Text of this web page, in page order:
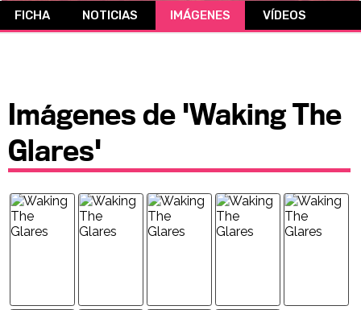
CÓMICS
FICHA NOTICIAS IMÁGENES VÍDEOS
Imágenes de 'Waking The
Glares'